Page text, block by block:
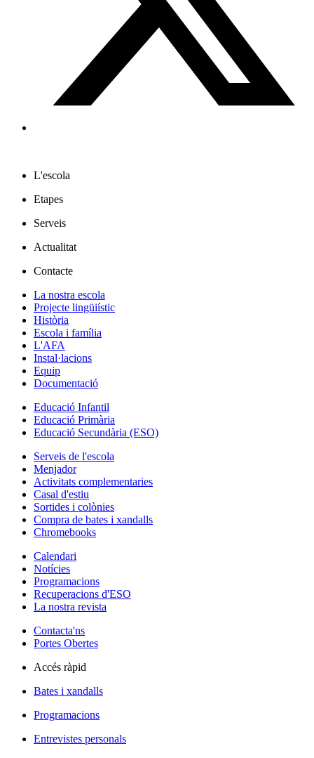
L'escola
Etapes
Serveis
Actualitat
Contacte
La nostra escola
Projecte lingüiístic
Història
Escola i família
L'AFA
Instal·lacions
Equip
Documentació
Educació Infantil
Educació Primària
Educació Secundària (ESO)
Serveis de l'escola
Menjador
Activitats complementaries
Casal d'estiu
Sortides i colònies
Compra de bates i xandalls
Chromebooks
Calendari
Notícies
Programacions
Recuperacions d'ESO
La nostra revista
Contacta'ns
Portes Obertes
Accés ràpid
Bates i xandalls
Programacions
Entrevistes personals